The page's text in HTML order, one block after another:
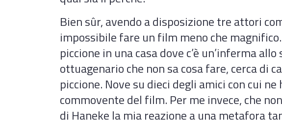
Bien sûr, avendo a disposizione tre attori
impossibile fare un film meno che
piccione in una casa dove c’è un’inferma
ottuagenario che non sa cosa fare, cerca di
piccione. Nove su dieci degli amici con cui
commovente del film. Per me invece, che
di Haneke la mia reazione a una metafora